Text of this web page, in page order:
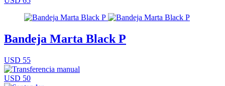
Bandeja Marta Black P
USD 55
USD 50